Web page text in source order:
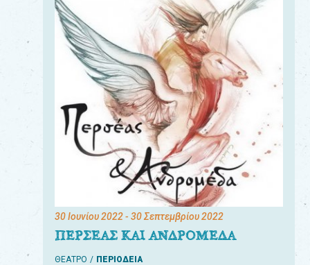
30 Ιουνίου 2022- 30 Σεπτεμβρίου 2022
ΠΕΡΣΕΑΣ ΚΑΙ ΑΝΔΡΟΜΕΔΑ
ΘΕΑΤΡΟ ΠΕΡΙΟΔΕΙΑ